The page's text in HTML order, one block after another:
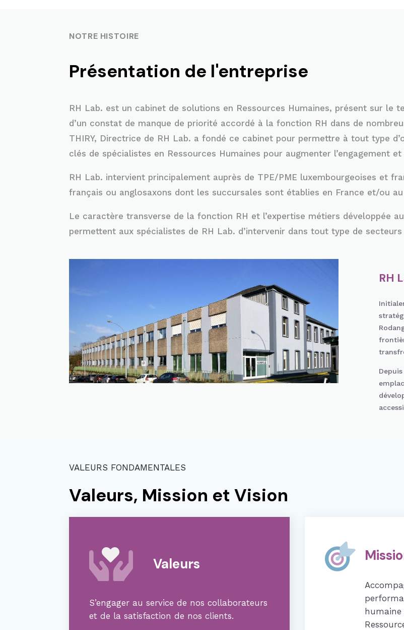
NOTRE HISTOIRE
Présentation de l'entreprise
RH Lab. est un cabinet de solutions en Ressources Humaines, présent sur le
d’un constat de manque de priorité accordé à la fonction RH dans de
THIRY, Directrice de RH Lab. a fondé ce cabinet pour permettre à tout type
clés de spécialistes en Ressources Humaines pour augmenter l’engagement
RH Lab. intervient principalement auprès de TPE/PME luxembourgeoises et
français ou anglosaxons dont les succursales sont établies en France et/ou
Le caractère transverse de la fonction RH et l’expertise métiers développée
permettent aux spécialistes de RH Lab. d’intervenir dans tout type de secteurs
RH
VALEURS FONDAMENTALES
Valeurs, Mission et Vision
Valeurs
S’engager au service de nos collaborateurs
et de la satisfaction de nos clients.
humaine